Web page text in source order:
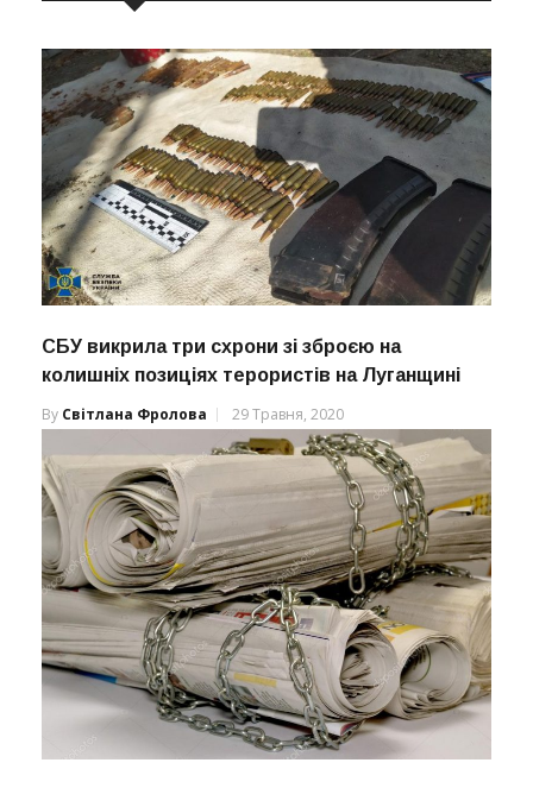
СБУ викрила три схрони зі зброєю на
колишніх позиціях терористів на Луганщині
By Світлана Фролова 29 Травня, 2020